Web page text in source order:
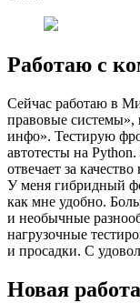
Работаю с
Сейчас работаю в
правовые системы»,
инфо». Тестирую
автотесты на
отвечает за
У меня гибридный
как мне удобно.
и необычные
нагрузочные
и просадки. С
Новая